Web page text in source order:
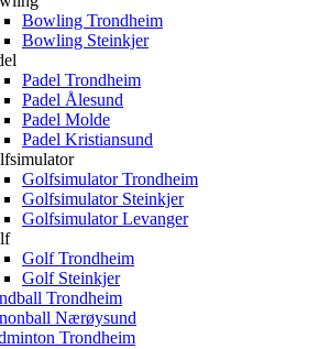
Bowling Trondheim
Bowling Steinkjer
Padel Trondheim
Padel Ålesund
Padel Molde
Padel Kristiansund
Golfsimulator Trondheim
Golfsimulator Steinkjer
Golfsimulator Levanger
Golf Trondheim
Golf Steinkjer
Trondheim
Nærøysund
Trondheim